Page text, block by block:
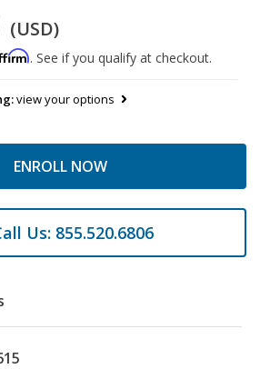
(USD)
. See if you qualify at checkout.
view your options
ENROLL NOW
Us: 855.520.6806